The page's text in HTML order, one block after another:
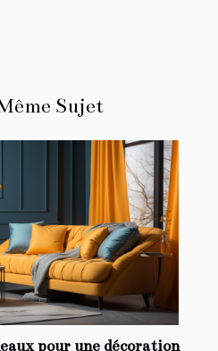
Sujet
pour une décoration